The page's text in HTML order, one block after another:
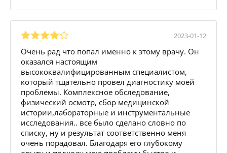
2023-01-12
Очень рад что попал именно к этому врачу. Он
оказался настоящим
высококвалифицированным специалистом,
который тщательно провел диагностику моей
проблемы. Комплексное обследование,
физический осмотр, сбор медицинской
истории,лабораторные и инструментальные
исследования.. все было сделано словно по
списку, ну и результат соответственно меня
очень порадовал. Благодаря его глубокому